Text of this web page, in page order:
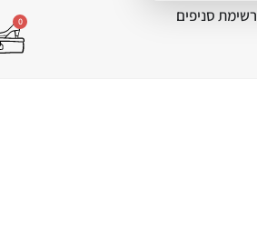
רשימת סניפים 0